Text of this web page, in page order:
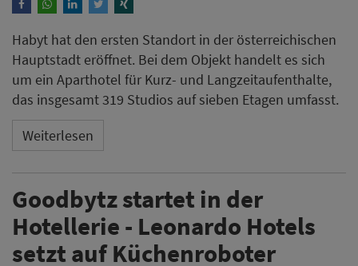
Habyt hat den ersten Standort in der österreichischen
Hauptstadt eröffnet. Bei dem Objekt handelt es sich
um ein Aparthotel für Kurz- und Langzeitaufenthalte,
das insgesamt 319 Studios auf sieben Etagen umfasst.
Weiterlesen
Goodbytz startet in der
Hotellerie - Leonardo Hotels
setzt auf Küchenroboter